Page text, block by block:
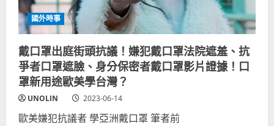
南
韓
女
性
粉
絲
台
南
台
北
偶
像
追
星
國外時事
戴口罩出庭街頭抗議！嫌犯戴口罩法院遮羞、抗
爭者口罩遮臉、身分保密者戴口罩影片證據！口
罩新用途歐美學台灣？
UNOLIN 2023-06-14
歐美嫌犯抗議者 學亞洲戴口罩 筆者前